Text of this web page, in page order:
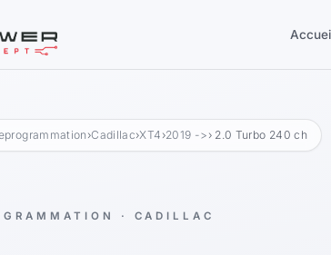
›Cadillac›XT4 ›2019 -> › 2.0 Turbo 240 ch
· CADILLAC